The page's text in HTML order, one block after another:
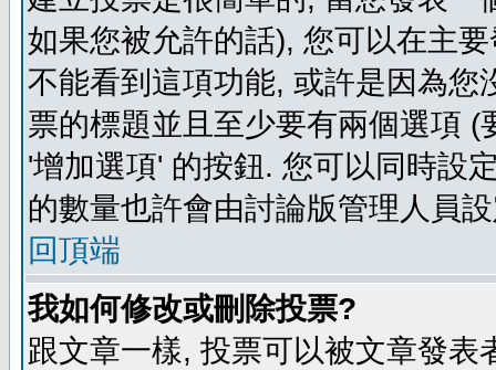
如果您被允許的話), 您可以在主
不能看到這項功能, 或許是因為
票的標題並且至少要有兩個選項
'增加選項' 的按鈕. 您可以同時設
的數量也許會由討論版管理人員
回頂端
我如何修改或刪除投票?
跟文章一樣, 投票可以被文章發